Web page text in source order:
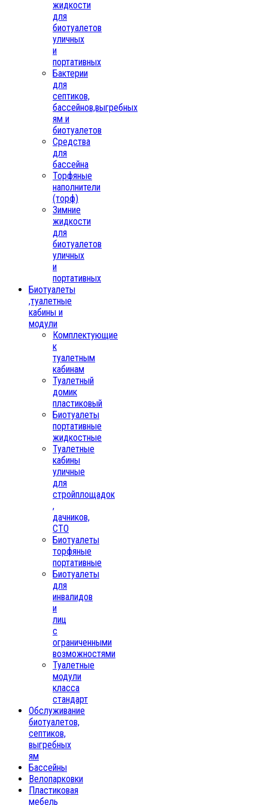
жидкости
для
биотуалетов
уличных
и
портативных
Бактерии
для
септиков,
бассейнов,выгребных
ям и
биотуалетов
Средства
для
бассейна
Торфяные
наполнители
(торф)
Зимние
жидкости
для
биотуалетов
уличных
и
портативных
Биотуалеты
,туалетные
кабины и
модули
Комплектующие
к
туалетным
кабинам
Туалетный
домик
пластиковый
Биотуалеты
портативные
жидкостные
Туалетные
кабины
уличные
для
стройплощадок
,
дачников,
СТО
Биотуалеты
торфяные
портативные
Биотуалеты
для
инвалидов
и
лиц
с
ограниченными
возможностями
Туалетные
модули
класса
стандарт
Обслуживание
биотуалетов,
септиков,
выгребных
ям
Бассейны
Велопарковки
Пластиковая
мебель